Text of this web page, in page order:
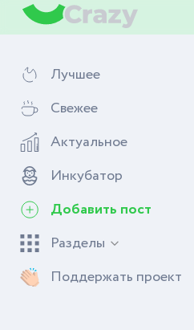
Лучшее
Свежее
Актуальное
Инкубатор
Добавить пост
Разделы
Поддержать проект